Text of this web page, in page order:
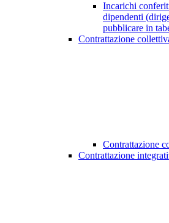
Incarichi
dipendenti
pubblicare in
Contrattazione
Contrattazione
Contrattazione